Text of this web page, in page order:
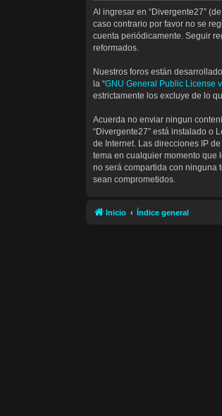
Al ingresar en “Divergente27”
caso contrario por favor no se
cuenta periódicamente. Seguir
reformados.
Nuestros foros están
la “GNU General Public License
estrictamente los excluye de lo
Acuerda no enviar ningun
“Divergente27” está instalado o
de Internet. Las direcciones IP
tema en cualquier momento que
no será compartida con ninguna
sean comprometidos.
Inicio Índice general